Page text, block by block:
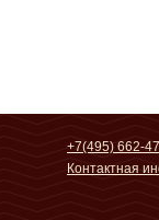
+7(495) 662-
Контактная